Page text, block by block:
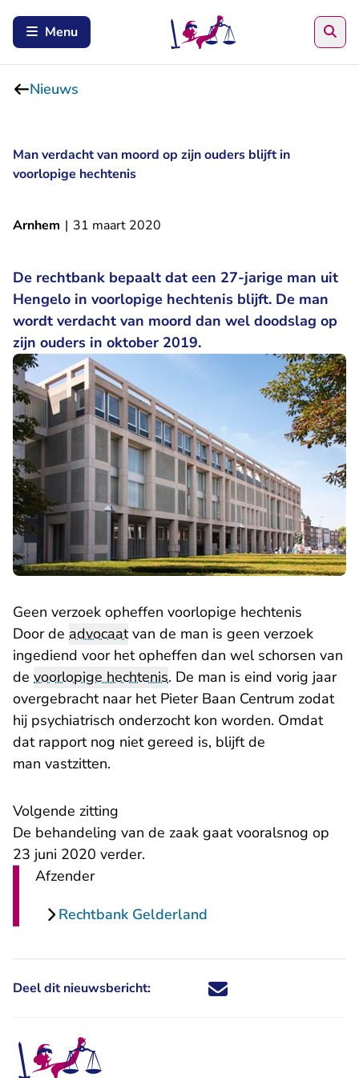
Menu
Nieuws
Man verdacht van moord op zijn ouders blijft in
voorlopige hechtenis
Arnhem | 31 maart 2020
De rechtbank bepaalt dat een 27-jarige man uit
Hengelo in voorlopige hechtenis blijft. De man
wordt verdacht van moord dan wel doodslag op
zijn ouders in oktober 2019.
Geen verzoek opheffen voorlopige hechtenis
Door de advocaatvan de man is geen verzoek
ingediend voor het opheffen dan wel schorsen van
de voorlopige hechtenis. De man is eind vorig jaar
overgebracht naar het Pieter Baan Centrum zodat
hij psychiatrisch onderzocht kon worden. Omdat
dat rapport nog niet gereed is, blijft de
man vastzitten.
Volgende zitting
De behandeling van de zaak gaat vooralsnog op
23 juni 2020 verder.
Afzender
Rechtbank Gelderland
Deel dit nieuwsbericht: Deel dit nieuwsbericht via X -
Deel dit nieuwsbericht via
Deel dit nieuwsbericht
Deel dit